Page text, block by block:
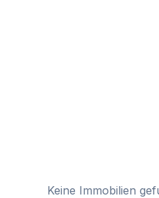
Keine Immobilien